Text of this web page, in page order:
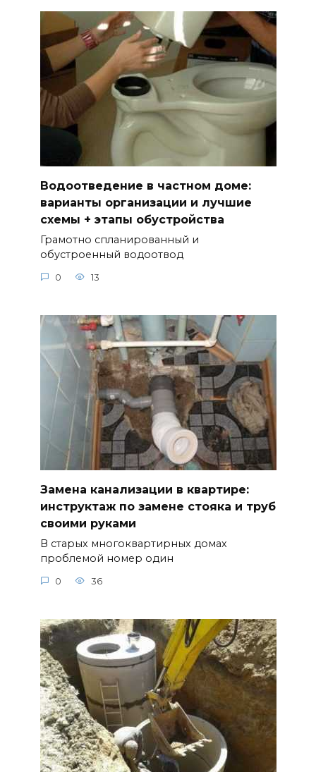
Водоотведение в частном доме:
варианты организации и лучшие
схемы + этапы обустройства
Грамотно спланированный и
обустроенный водоотвод
0 13
Замена канализации в квартире:
инструктаж по замене стояка и труб
своими руками
В старых многоквартирных домах
проблемой номер один
0 36